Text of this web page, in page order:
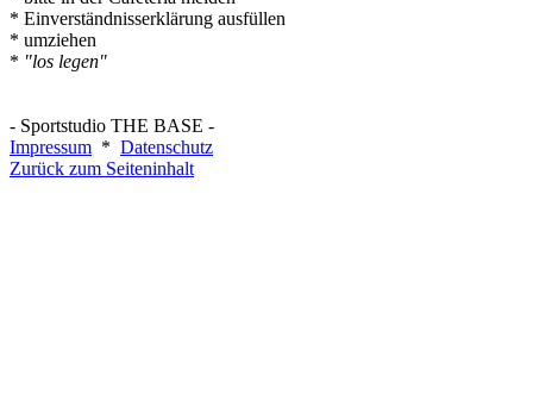
* Einverständnisserklärung ausfüllen
* umziehen
* "los legen"
- Sportstudio THE BASE -
Impressum * Datenschutz
Zurück zum Seiteninhalt